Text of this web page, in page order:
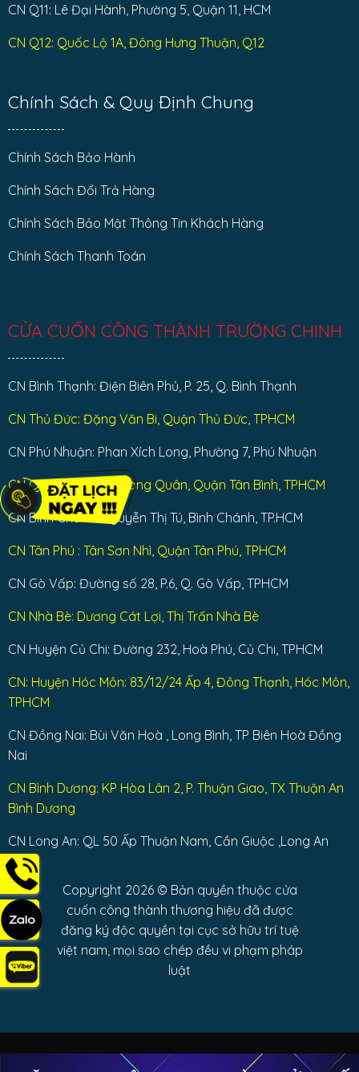
CN Q11: Lê Đại Hành, Phường 5, Quận 11, HCM
CN Q12: Quốc Lộ 1A, Đông Hưng Thuận, Q12
Chính Sách & Quy Định Chung
Chính Sách Bảo Hành
Chính Sách Đổi Trả Hàng
Chính Sách Bảo Mật Thông Tin Khách Hàng
Chính Sách Thanh Toán
CỬA CUỐN CÔNG THÀNH TRƯỜNG CHINH
CN Bình Thạnh: Điện Biên Phủ, P. 25, Q. Bình Thạnh
CN Thủ Đức: Đặng Văn Bi, Quận Thủ Đức, TPHCM
CN Phú Nhuận: Phan Xích Long, Phường 7, Phú Nhuận
CN Q Tân Bình: Lạc Long Quân, Quận Tân Bình, TPHCM
CN Bình Chánh: Nguyễn Thị Tú, Bình Chánh, TP.HCM
CN Tân Phú : Tân Sơn Nhì, Quận Tân Phú, TPHCM
CN Gò Vấp: Đường số 28, P.6, Q. Gò Vấp, TPHCM
CN Nhà Bè: Dương Cát Lợi, Thị Trấn Nhà Bè
CN Huyện Củ Chi: Đường 232, Hoà Phú, Củ Chi, TPHCM
CN: Huyện Hóc Môn: 83/12/24 Ấp 4, Đông Thạnh, Hóc Môn,
TPHCM
CN Đồng Nai: Bùi Văn Hoà , Long Bình, TP Biên Hoà Đồng
Nai
CN Bình Dương: KP Hòa Lân 2, P. Thuận Giao, TX Thuận An
Bình Dương
CN Long An: QL 50 Ấp Thuận Nam, Cần Giuộc ,Long An
Copyright 2026 © Bản quyền thuộc cửa
cuốn công thành thương hiệu đã được
đăng ký độc quyền tại cục sở hữu trí tuệ
việt nam, mọi sao chép đều vi phạm pháp
luật